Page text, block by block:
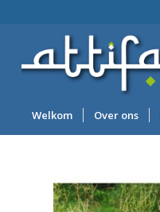
Welkom Over ons